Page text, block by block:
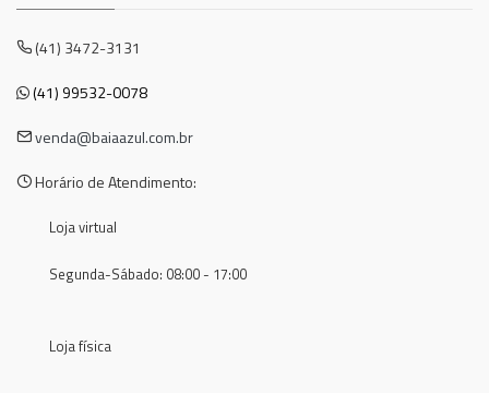
(41) 3472-3131
(41) 99532-0078
venda@baiaazul.com.br
Horário de Atendimento:
Loja virtual
Segunda-Sábado: 08:00 - 17:00
Loja física